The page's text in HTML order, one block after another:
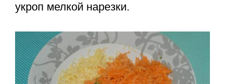
укроп мелкой нарезки.